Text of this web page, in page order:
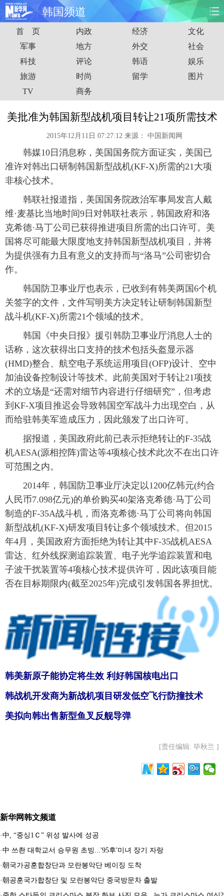
韩国频道
首页 时政 国际 财经
娱乐 体育 人事 教育
时尚 思客
港澳 台湾 华人 汽车
能源 房产
图片 视频 彩票 食品
金融 公益 军事 无人机
富媒体 摄影 新华广播
首 页 内政 经济
文化
军事
地方 外交
社会
科技
评论 韩语
娱乐
旅游
时尚 留学
图片
TV
商务
美批准为韩国新型战机项目转让21项所需技术
2015年12月11日 07:27:12 来源： 中国新闻网
韩媒10日消息称，美国国务院方面证实，美国已
准许对韩出口研制韩国新型战机(KF-X)所需的21大项
非核心技术。
韩联社报道指，美国国务院政治军事局发言人戴
维·麦基比当地时间9日对韩联社表示，韩国政府和洛
克希德·马丁公司已获得推进项目所需的出口许可。美
国将尽可能最大限度地支持韩国新型战机项目，并将
为提供强有力且有意义的支持而与“洛马”公司密切合
作。
韩国防卫事业厅也表示，已收到有韩美两国6个机
关签字的文件，文件写明美方决定转让研制韩国新型
战斗机(KF-X)所需21个领域的技术。
韩国《中央日报》援引韩防卫事业厅消息人士的
话称，这次获得出口支持的技术包括头盔显示器
(HMD)整合、航空电子系统运用项目(OFP)设计、空中
加油设备控制设计等技术。此前美国对于转让21项技
术的立场是“还需对细节内容进行仔细研究”，但考虑
到KF-X项目推迟会导致韩国空军战斗力出现空白，从
而给驻韩美军造成压力，因此颁发了出口许可。
据报道，美国政府此前已表示拒绝转让的F-35战
机AESA(源相控阵)雷达等4项核心技术此次不在出口许
可范围之内。
2014年，韩国防卫事业厅决定以1200亿韩元(约合
人民币7.098亿元)的单价购买40架洛克希德·马丁公司
制造的F-35A战斗机，而洛克希德·马丁公司将向韩国
新型战机(KF-X)研发项目转让多个领域技术。但2015
年4月，美国政府方面拒绝为转让其中F-35战机AESA
雷达、红外线探测追踪装置、电子光学追踪装置和电
子波干扰装置等4项核心技术提供许可，因此该项目能
否在目标期限内(截至2025年)完成引发韩国各界担忧。
韩美新原子能协定将生效 利好韩国核电出口
韩战机开发商为新战机项目研发低空飞行防撞技术
美拟向韩出售新型鱼叉反舰导弹
[责任编辑: 毕秋兰 ]
新华网韩文频道
·中, “중싱1Ｃ” 위성 발사에 성공
·中 쓰촨 대학교서 승무원 초빙...'95후'미녀 장기 자랑
·朝국가공훈합창단과 모란봉악단 베이징 도착
·朝공훈국가합창단 및 모란봉악단 중국방문차 출발